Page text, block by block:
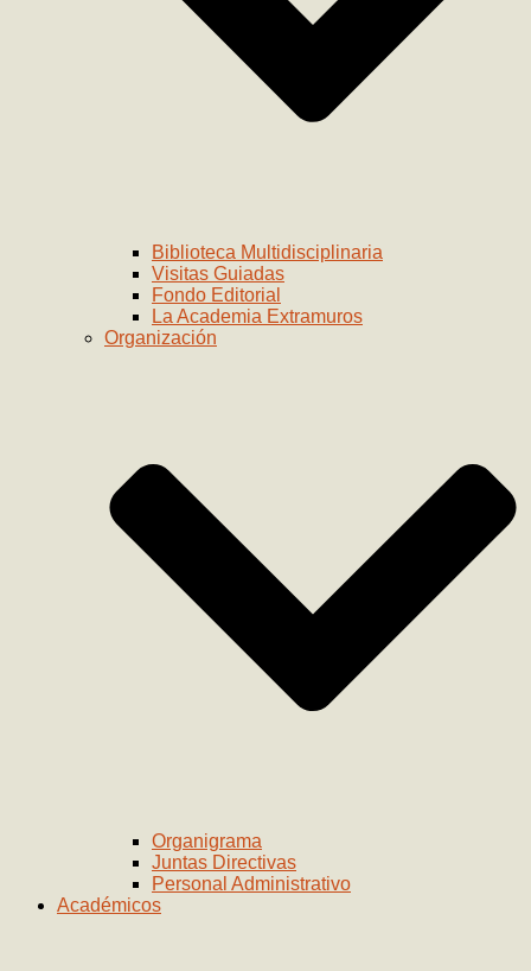
Biblioteca Multidisciplinaria
Visitas Guiadas
Fondo Editorial
La Academia Extramuros
Organización
Organigrama
Juntas Directivas
Personal Administrativo
Académicos